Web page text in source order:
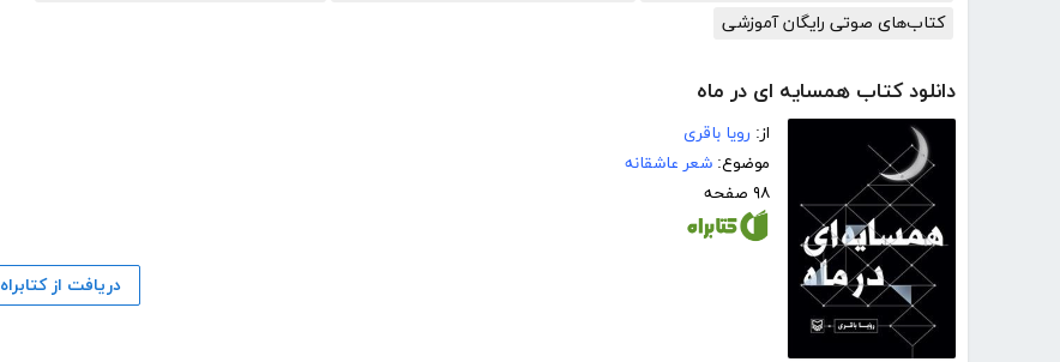
کتاب‌های صوتی رایگان آموزشی
دانلود کتاب همسایه ای در ماه
از: رویا باقری
موضوع: شعر عاشقانه
۹۸ صفحه
دریافت از کتابراه